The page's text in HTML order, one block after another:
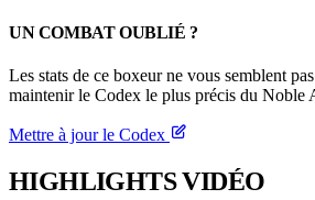
UN COMBAT OUBLIÉ ?
Les stats de ce boxeur ne vous semblent
maintenir le Codex le plus précis du Noble
Mettre à jour le Codex
HIGHLIGHTSVIDÉO